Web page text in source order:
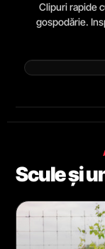
Clipuri rapide
gospodărie.
Scule și